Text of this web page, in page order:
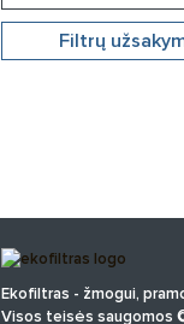
Filtrų
Ekofiltras - žmogui,
Visos teisės saugomos